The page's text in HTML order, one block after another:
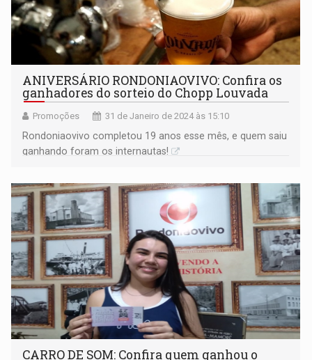
ANIVERSÁRIO RONDONIAOVIVO: Confira os
ganhadores do sorteio do Chopp Louvada
Promoções 31 de Janeiro de 2024 às 15:10
Rondoniaovivo completou 19 anos esse mês, e quem saiu
ganhando foram os internautas!
CARRO DE SOM: Confira quem ganhou o